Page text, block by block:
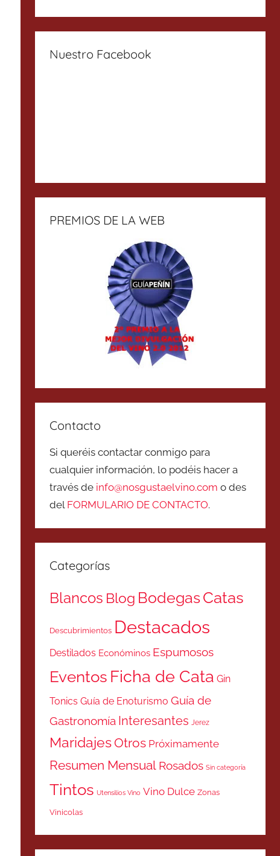
Nuestro Facebook
PREMIOS DE LA WEB
Contacto
Si queréis contactar conmigo para
cualquier información, lo podéis hacer a
través de info@nosgustaelvino.com o des
del FORMULARIO DE CONTACTO.
Categorías
Blancos Blog BodegasCatas
Descubrimientos Destacados
Destilados Económinos Espumosos
Eventos Ficha de Cata Gin
Tonics Guía de Enoturismo Guía de
Gastronomía Interesantes Jerez
MaridajesOtros Próximamente
Resumen Mensual Rosados Sin categoría
Tintos Utensilios Vino Vino Dulce Zonas
Vinicolas